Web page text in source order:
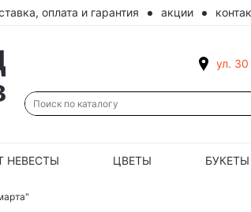
оплата и гарантия акции
ул.
НЕВЕСТЫ ЦВЕТЫ БУКЕТЫ